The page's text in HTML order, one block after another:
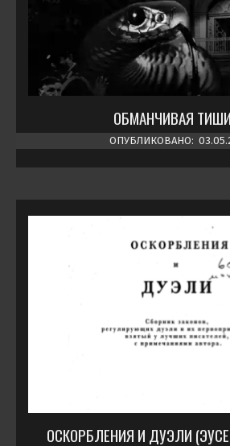
ОБМАНЧИВАЯ
ОПУБЛИКОВАНО:
ОСКОРБЛЕНИЯ И ДУЭЛИ